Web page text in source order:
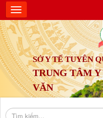
SỞ Y TẾ TUYÊN
TRUNG TÂM
VĂN